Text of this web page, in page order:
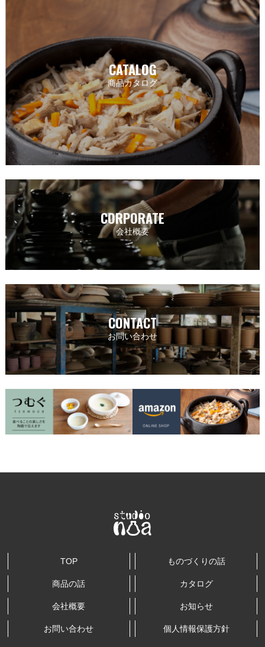
CATALOG
商品カタログ
CORPORATE
会社概要
CONTACT
お問い合わせ
TOP ものづくりの話
商品の話 カタログ
会社概要 お知らせ
お問い合わせ 個人情報保護方針